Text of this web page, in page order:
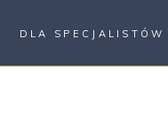
DLA SPECJALISTÓW